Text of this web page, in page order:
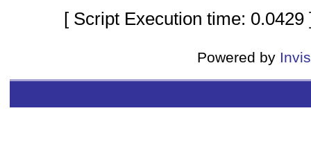
[ Script Execution time:
Powered by